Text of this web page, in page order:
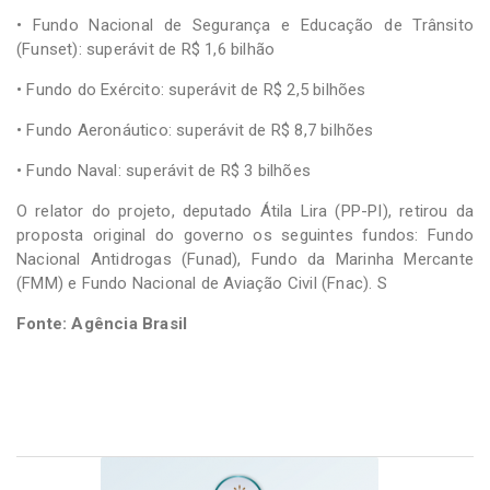
• Fundo Nacional de Segurança e Educação de Trânsito
(Funset): superávit de R$ 1,6 bilhão
• Fundo do Exército: superávit de R$ 2,5 bilhões
• Fundo Aeronáutico: superávit de R$ 8,7 bilhões
• Fundo Naval: superávit de R$ 3 bilhões
O relator do projeto, deputado Átila Lira (PP-PI), retirou da
proposta original do governo os seguintes fundos: Fundo
Nacional Antidrogas (Funad), Fundo da Marinha Mercante
(FMM) e Fundo Nacional de Aviação Civil (Fnac). S
Fonte: Agência Brasil